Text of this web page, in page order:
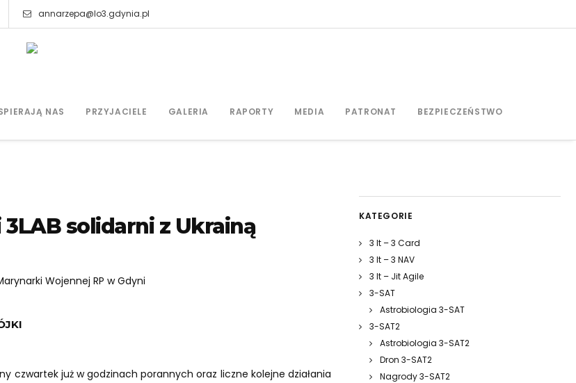
annarzepa@lo3.gdynia.pl
NAS PRZYJACIELE GALERIA RAPORTY MEDIA PATRONAT BEZPIECZEŃSTWO
solidarni z Ukrainą
czwartek już w godzinach porannych oraz liczne kolejne działania
KATEGORIE
3 It – 3 Card
3 It – 3 NAV
3 It – Jit Agile
3-SAT
Astrobiologia 3-SAT
3-SAT2
Astrobiologia 3-SAT2
Dron 3-SAT2
Nagrody 3-SAT2